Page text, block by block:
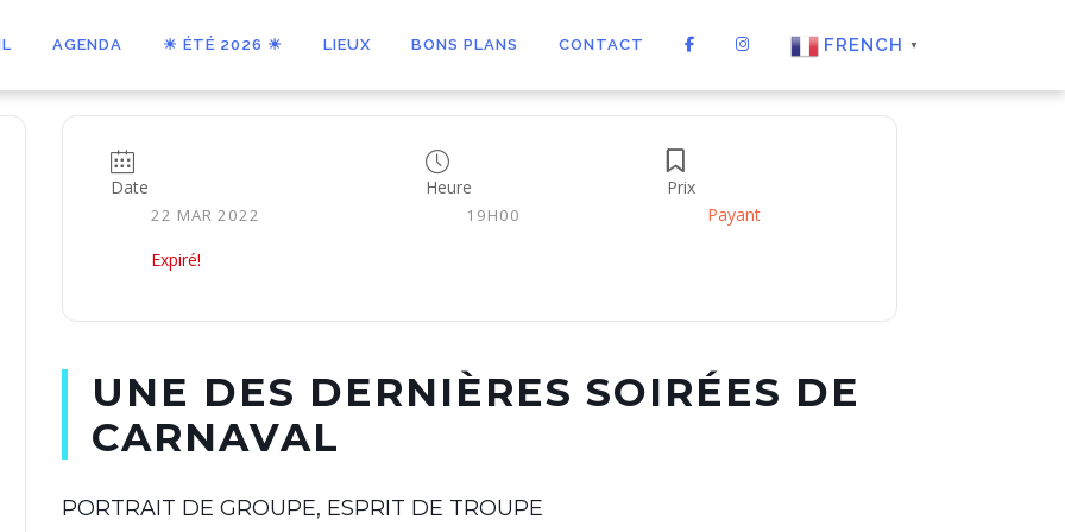
AGENDA ☀ ÉTÉ 2026 ☀ LIEUX BONS PLANS CONTACT FRENCH ▼
Date
22 MAR 2022
Expiré!
Heure
19H00
Prix
Payant
UNE DES DERNIÈRES SOIRÉES DE
CARNAVAL
PORTRAIT DE GROUPE, ESPRIT DE TROUPE